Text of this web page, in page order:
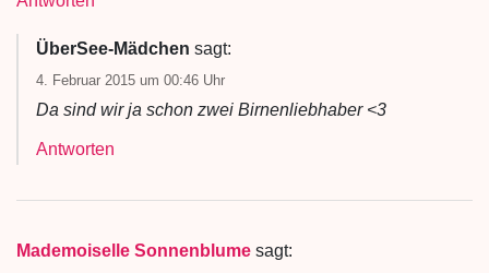
ÜberSee-Mädchen sagt:
4. Februar 2015 um 00:46 Uhr
Da sind wir ja schon zwei Birnenliebhaber <3
Antworten
Mademoiselle Sonnenblume sagt: